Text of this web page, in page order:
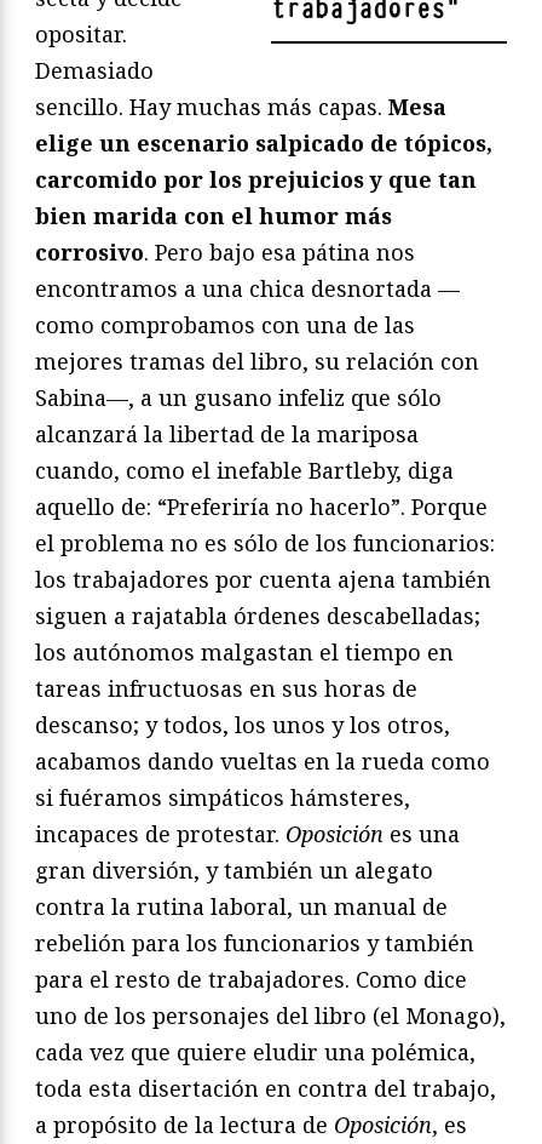
trabajadores"
opositar.
Demasiado
sencillo. Hay muchas más capas. Mesa
elige un escenario salpicado de tópicos,
carcomido por los prejuicios y que tan
bien marida con el humor más
corrosivo. Pero bajo esa pátina nos
encontramos a una chica desnortada —
como comprobamos con una de las
mejores tramas del libro, su relación con
Sabina—, a un gusano infeliz que sólo
alcanzará la libertad de la mariposa
cuando, como el inefable Bartleby, diga
aquello de: “Preferiría no hacerlo”. Porque
el problema no es sólo de los funcionarios:
los trabajadores por cuenta ajena también
siguen a rajatabla órdenes descabelladas;
los autónomos malgastan el tiempo en
tareas infructuosas en sus horas de
descanso; y todos, los unos y los otros,
acabamos dando vueltas en la rueda como
si fuéramos simpáticos hámsteres,
incapaces de protestar. Oposición es una
gran diversión, y también un alegato
contra la rutina laboral, un manual de
rebelión para los funcionarios y también
para el resto de trabajadores. Como dice
uno de los personajes del libro (el Monago),
cada vez que quiere eludir una polémica,
toda esta disertación en contra del trabajo,
a propósito de la lectura de Oposición, es